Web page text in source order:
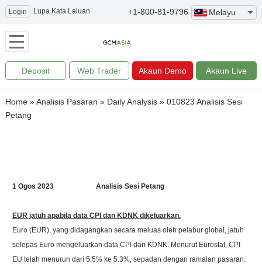
+1-800-81-9796 Melayu
Login Lupa Kata Laluan
Deposit Web Trader Akaun Demo Akaun Live
Home »Analisis Pasaran » Daily Analysis »010823 Analisis Sesi
Petang
1 Ogos 2023 Analisis Sesi Petang
EUR jatuh apabila data CPI dan KDNK dikeluarkan.
Euro (EUR), yang didagangkan secara meluas oleh pelabur global, jatuh
selepas Euro mengeluarkan data CPI dan KDNK. Menurut Eurostat, CPI
EU telah menurun dari 5.5% ke 5.3%, sepadan dengan ramalan pasaran.